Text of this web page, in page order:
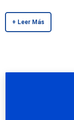
+ Leer Más